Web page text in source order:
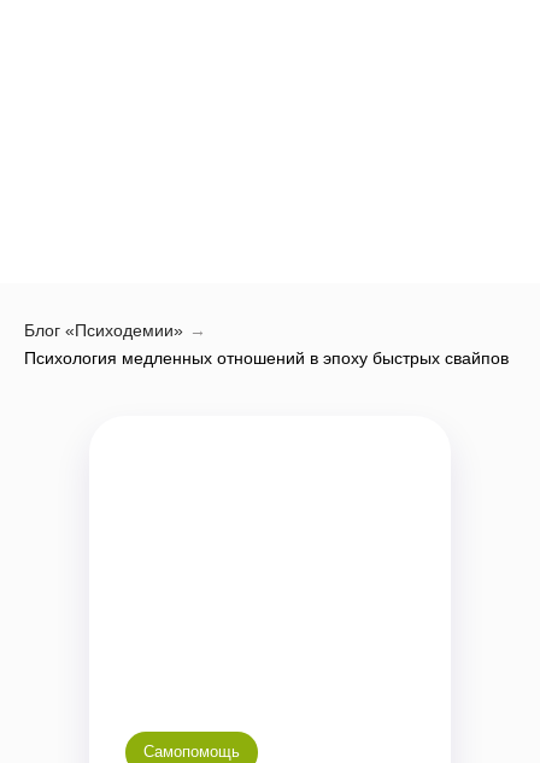
Блог «Психодемии» →
Психология медленных отношений в эпоху быстрых свайпов
Самопомощь